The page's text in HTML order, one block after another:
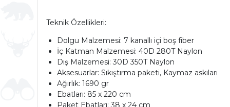
Teknik Özellikleri:
Dolgu Malzemesi: 7 kanallı içi boş fiber
İç Katman Malzemesi: 40D 280T Naylon
Dış Malzemesi: 30D 350T Naylon
Aksesuarlar: Sıkıştırma paketi, Kaymaz askıları
Ağırlık: 1690 gr
Ebatları: 85 x 220 cm
Paket Ebatları: 38 x 24 cm